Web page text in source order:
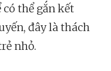
thể gắn kết
đây là thách
nhỏ.